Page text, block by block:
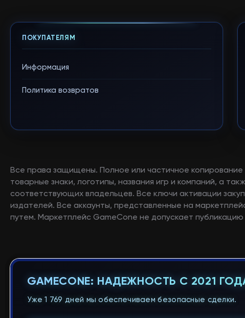
ПОКУПАТЕЛЯМ
Информация
Политика возвратов
Все права защищены. Полное или частичное
товарные знаки, логотипы, названия игр и компаний, а
соответствующих владельцев. Все ключи активации
издателей. Все аккаунты, представленные на
путем. Маркетплейс GameCone не допускает
GAMECONE: НАДЕЖНОСТЬ С 2021
Уже 1 769 дней мы обеспечиваем безопасные сделки.